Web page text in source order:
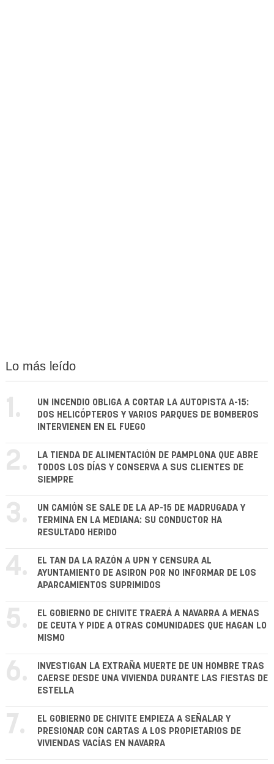
Lo más leído
1.
UN INCENDIO OBLIGA A CORTAR LA AUTOPISTA A-15:
DOS HELICÓPTEROS Y VARIOS PARQUES DE BOMBEROS
INTERVIENEN EN EL FUEGO
2.
LA TIENDA DE ALIMENTACIÓN DE PAMPLONA QUE ABRE
TODOS LOS DÍAS Y CONSERVA A SUS CLIENTES DE
SIEMPRE
3.
UN CAMIÓN SE SALE DE LA AP-15 DE MADRUGADA Y
TERMINA EN LA MEDIANA: SU CONDUCTOR HA
RESULTADO HERIDO
4.
EL TAN DA LA RAZÓN A UPN Y CENSURA AL
AYUNTAMIENTO DE ASIRON POR NO INFORMAR DE LOS
APARCAMIENTOS SUPRIMIDOS
5.
EL GOBIERNO DE CHIVITE TRAERÁ A NAVARRA A MENAS
DE CEUTA Y PIDE A OTRAS COMUNIDADES QUE HAGAN LO
MISMO
6.
INVESTIGAN LA EXTRAÑA MUERTE DE UN HOMBRE TRAS
CAERSE DESDE UNA VIVIENDA DURANTE LAS FIESTAS DE
ESTELLA
7.
EL GOBIERNO DE CHIVITE EMPIEZA A SEÑALAR Y
PRESIONAR CON CARTAS A LOS PROPIETARIOS DE
VIVIENDAS VACÍAS EN NAVARRA